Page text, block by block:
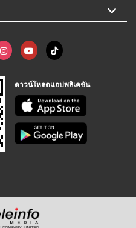
ดาวน์โหลดแอปพลิเคชัน